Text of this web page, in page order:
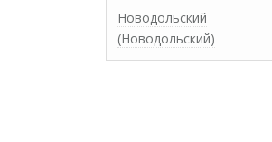
Новодольский
(Новодольский)